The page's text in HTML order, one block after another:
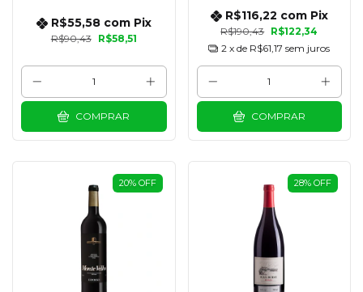
R$90,43 R$58,51
R$55,58 com Pix
COMPRAR
R$190,43 R$122,34
R$116,22 com Pix
2 x de R$61,17 sem juros
COMPRAR
20% OFF 28% OFF